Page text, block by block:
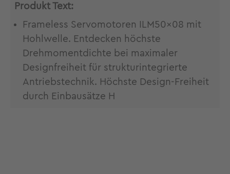
Produkt Text:
Frameless Servomotoren ILM50x08 mit
Hohlwelle. Entdecken höchste
Drehmomentdichte bei maximaler
Designfreiheit für strukturintegrierte
Antriebstechnik. Höchste Design-Freiheit
durch Einbausätze H